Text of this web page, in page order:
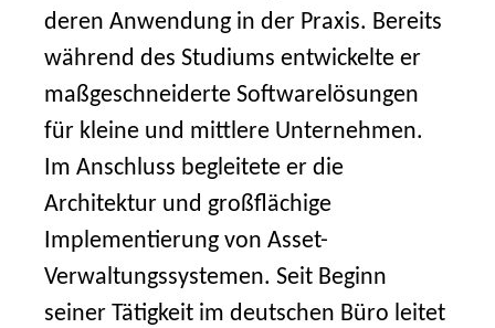
deren Anwendung in der Praxis. Bereits
während des Studiums entwickelte er
maßgeschneiderte Softwarelösungen
für kleine und mittlere Unternehmen.
Im Anschluss begleitete er die
Architektur und großflächige
Implementierung von Asset-
Verwaltungssystemen. Seit Beginn
seiner Tätigkeit im deutschen Büro leitet